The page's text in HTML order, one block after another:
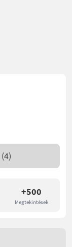
+500
Megtekintések
(4)